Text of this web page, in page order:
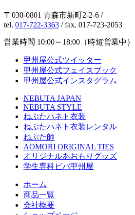
〒030-0801 青森市新町2-2-6 /
tel. 017-722-3363 / fax. 017-723-2053
営業時間 10:00～18:00（時短営業中）
甲州屋公式ツイッター
甲州屋公式フェイスブック
甲州屋公式インスタグラム
NEBUTA JAPAN
NEBUTA STYLE
ねぶたハネト衣装
ねぶたハネト衣装レンタル
ねぶた師
AOMORI ORIGINAL TIES
オリジナルあおもりグッズ
学生専科ビバ甲州屋
ホーム
商品一覧
会社概要